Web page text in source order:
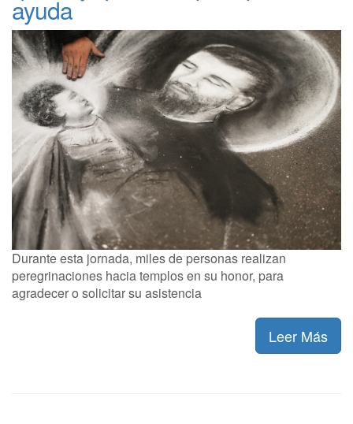
ayuda
Durante esta jornada, miles de personas realizan
peregrinaciones hacia templos en su honor, para
agradecer o solicitar su asistencia
Leer Más